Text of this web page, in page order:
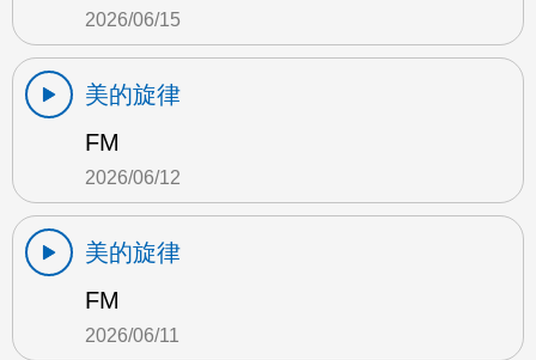
2026/06/15
美的旋律
FM
2026/06/12
美的旋律
FM
2026/06/11